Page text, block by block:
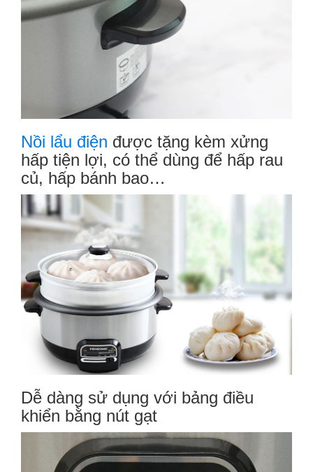
Nồi lẩu điện được tặng kèm xửng
hấp tiện lợi, có thể dùng để hấp rau
củ, hấp bánh bao…
Dễ dàng sử dụng với bảng điều
khiển bằng nút gạt